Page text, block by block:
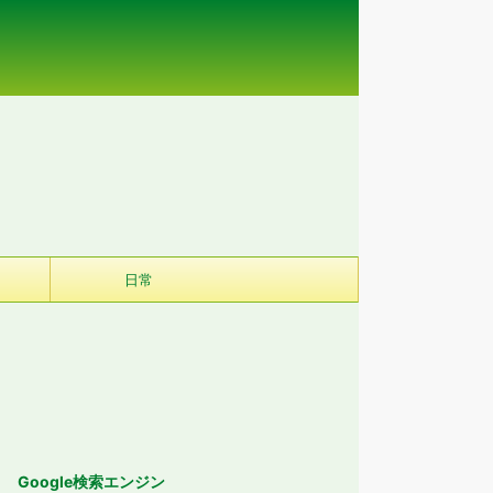
日常
Google検索エンジン